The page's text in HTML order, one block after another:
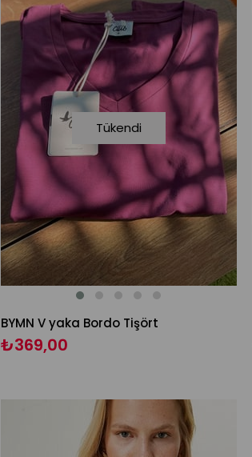
Tükendi
BYMN V yaka Bordo Tişört
₺369,00